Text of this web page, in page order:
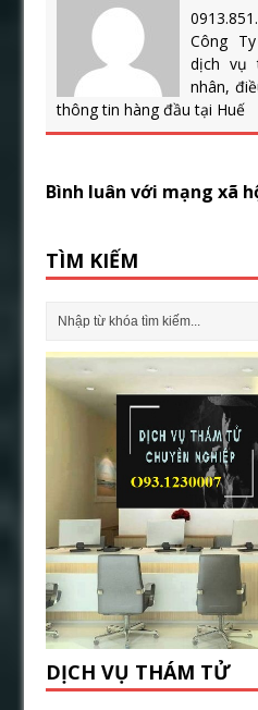
Công
dịch vụ
nhân,
thông tin hàng đầu tại Huế
Bình luân với mạng xã
TÌM KIẾM
DỊCH VỤ THÁM TỬ